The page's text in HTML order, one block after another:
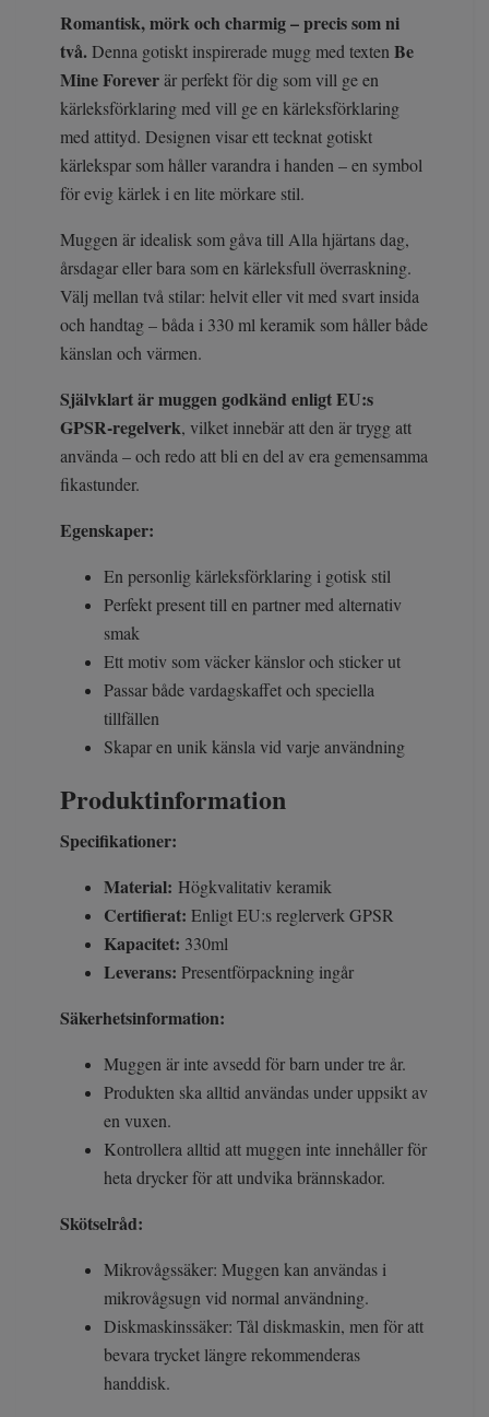
Romantisk, mörk och charmig – precis som ni
två.Denna gotiskt inspirerade mugg med texten Be
Mine Foreverär perfekt för dig som vill ge en
kärleksförklaring med vill ge en kärleksförklaring
med attityd. Designen visar ett tecknat gotiskt
kärlekspar som håller varandra i handen – en symbol
för evig kärlek i en lite mörkare stil.
Muggen är idealisk som gåva till Alla hjärtans dag,
årsdagar eller bara som en kärleksfull överraskning.
Välj mellan två stilar: helvit eller vit med svart insida
och handtag – båda i 330 ml keramik som håller både
känslan och värmen.
Självklart är muggen godkänd enligt EU:s
GPSR-regelverk, vilket innebär att den är trygg att
använda – och redo att bli en del av era gemensamma
fikastunder.
Egenskaper:
En personlig kärleksförklaring i gotisk stil
Perfekt present till en partner med alternativ
smak
Ett motiv som väcker känslor och sticker ut
Passar både vardagskaffet och speciella
tillfällen
Skapar en unik känsla vid varje användning
Produktinformation
Specifikationer:
Material: Högkvalitativ keramik
Certifierat: Enligt EU:s reglerverk GPSR
Kapacitet: 330ml
Leverans: Presentförpackning ingår
Säkerhetsinformation:
Muggen är inte avsedd för barn under tre år.
Produkten ska alltid användas under uppsikt av
en vuxen.
Kontrollera alltid att muggen inte innehåller för
heta drycker för att undvika brännskador.
Skötselråd:
Mikrovågssäker: Muggen kan användas i
mikrovågsugn vid normal användning.
Diskmaskinssäker: Tål diskmaskin, men för att
bevara trycket längre rekommenderas
handdisk.